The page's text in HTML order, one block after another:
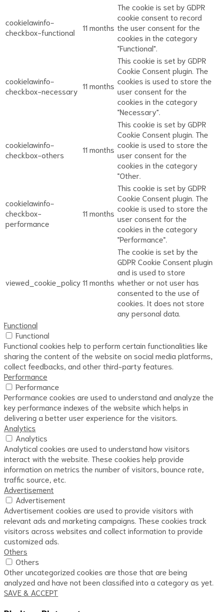
cookielawinfo-
checkbox-functional
11 months
The cookie is set by GDPR
cookie consent to record
the user consent for the
cookies in the category
"Functional".
cookielawinfo-
checkbox-necessary
11 months
This cookie is set by GDPR
Cookie Consent plugin. The
cookies is used to store the
user consent for the
cookies in the category
"Necessary".
cookielawinfo-
checkbox-others
11 months
This cookie is set by GDPR
Cookie Consent plugin. The
cookie is used to store the
user consent for the
cookies in the category
"Other.
cookielawinfo-
checkbox-
performance
11 months
This cookie is set by GDPR
Cookie Consent plugin. The
cookie is used to store the
user consent for the
cookies in the category
"Performance".
viewed_cookie_policy11 months
The cookie is set by the
GDPR Cookie Consent plugin
and is used to store
whether or not user has
consented to the use of
cookies. It does not store
any personal data.
Functional
Functional
Functional cookies help to perform certain functionalities like
sharing the content of the website on social media platforms,
collect feedbacks, and other third-party features.
Performance
Performance
Performance cookies are used to understand and analyze the
key performance indexes of the website which helps in
delivering a better user experience for the visitors.
Analytics
Analytics
Analytical cookies are used to understand how visitors
interact with the website. These cookies help provide
information on metrics the number of visitors, bounce rate,
traffic source, etc.
Advertisement
Advertisement
Advertisement cookies are used to provide visitors with
relevant ads and marketing campaigns. These cookies track
visitors across websites and collect information to provide
customized ads.
Others
Others
Other uncategorized cookies are those that are being
analyzed and have not been classified into a category as yet.
SAVE & ACCEPT